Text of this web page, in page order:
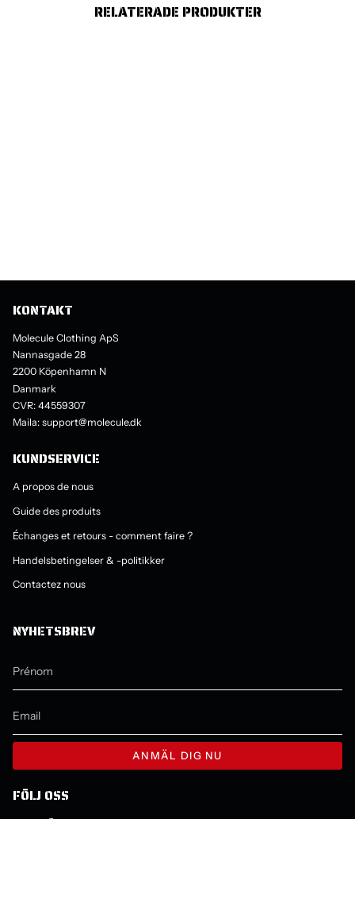
RELATERADE PRODUKTER
KONTAKT
Molecule Clothing ApS
Nannasgade 28
2200 Köpenhamn N
Danmark
CVR: 44559307
Maila: support@molecule.dk
KUNDSERVICE
A propos de nous
Guide des produits
Échanges et retours - comment faire ?
Handelsbetingelser & -politikker
Contactez nous
NYHETSBREV
ANMÄL DIG NU
FÖLJ OSS
InstagramFacebookYouTube